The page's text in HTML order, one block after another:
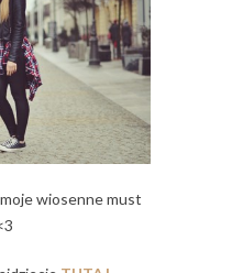
wiosenne must